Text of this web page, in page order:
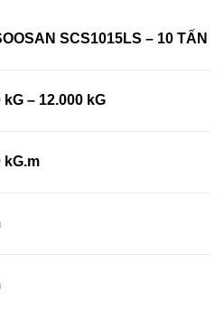
SCS1015LS – 10 TẤN
kG – 12.000 kG
kG.m